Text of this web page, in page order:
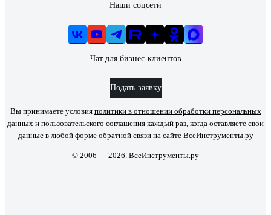
Наши соцсети
Чат для бизнес-клиентов
Подать заявку
Вы принимаете условия политики в отношении обработки персональных
данных и пользовательского соглашения каждый раз, когда оставляете свои
данные в любой форме обратной связи на сайте ВсеИнструменты.ру
© 2006 — 2026. ВсеИнструменты.ру